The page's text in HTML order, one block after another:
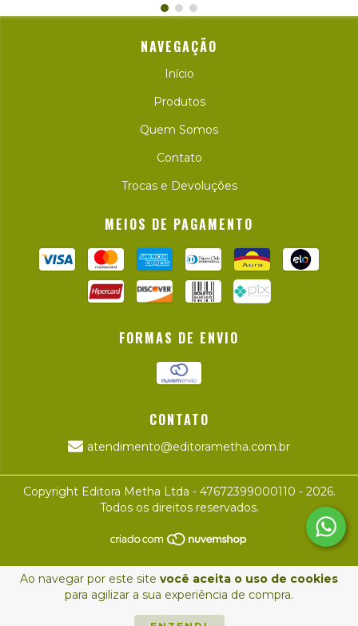
Ao navegar por este site você aceita o uso de cookies
para agilizar a sua experiência de compra.
NAVEGAÇÃO
Início
Produtos
Quem Somos
Contato
Trocas e Devoluções
MEIOS DE PAGAMENTO
FORMAS DE ENVIO
CONTATO
atendimento@editorametha.com.br
Copyright Editora Metha Ltda - 47672399000110 - 2026.
Todos os direitos reservados.